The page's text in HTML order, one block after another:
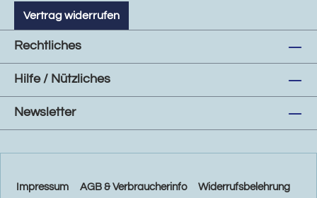
Vertrag widerrufen
Rechtliches
Hilfe / Nützliches
Newsletter
Impressum AGB & Verbraucherinfo Widerrufsbelehrung